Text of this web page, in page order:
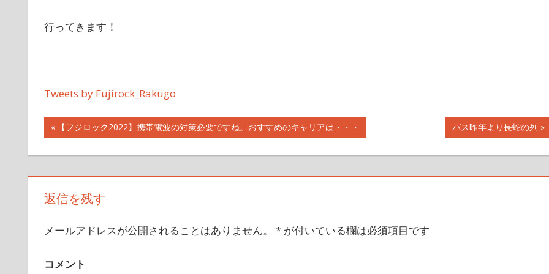
行ってきます！
Tweets by Fujirock_Rakugo
投
稿
ナ
ビ
ゲ
ー
前
の
記
【フジロック2022】携帯電波の対策必要ですね。おすすめのキャリアは・・・
次
の
記
バス昨年より長蛇の列
返信を残す
メールアドレスが公開されることはありません。 *が付いている欄は必須項目です
コメント